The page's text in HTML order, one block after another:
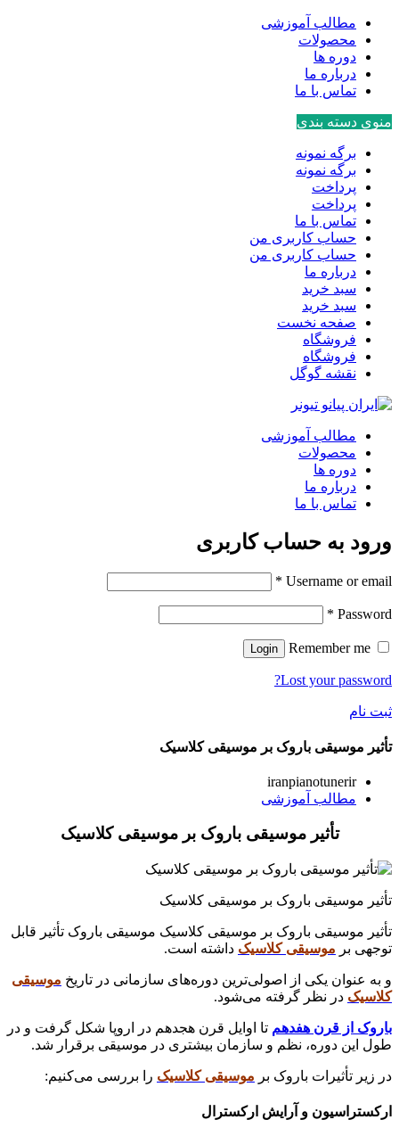
مطالب آموزشی
محصولات
دوره ها
درباره ما
تماس با ما
منوی دسته بندی
برگه نمونه
برگه نمونه
پرداخت
پرداخت
تماس با ما
حساب کاربری من
حساب کاربری من
درباره ما
سبد خرید
سبد خرید
صفحه نخست
فروشگاه
فروشگاه
نقشه گوگل
مطالب آموزشی
محصولات
دوره ها
درباره ما
تماس با ما
ورود به حساب کاربری
Username or email
*
Password
*
Remember me
Login
Lost your password?
ثبت نام
تأثیر موسیقی باروک بر موسیقی کلاسیک
iranpianotunerir
مطالب آموزشی
تأثیر موسیقی باروک بر موسیقی کلاسیک
تأثیر موسیقی باروک بر موسیقی کلاسیک
تأثیر موسیقی باروک بر موسیقی کلاسیک موسیقی باروک تأثیر قابل
توجهی بر موسیقی کلاسیک داشته است.
و به عنوان یکی از اصولی‌ترین دوره‌های سازمانی در تاریخ موسیقی
کلاسیک در نظر گرفته می‌شود.
باروک از قرن هفدهم تا اوایل قرن هجدهم در اروپا شکل گرفت و در
طول این دوره، نظم و سازمان بیشتری در موسیقی برقرار شد.
در زیر تأثیرات باروک بر موسیقی کلاسیک را بررسی می‌کنیم:
ارکستراسیون و آرایش ارکسترال